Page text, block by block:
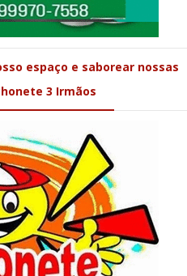
espaço e saborear nossas
3 Irmãos